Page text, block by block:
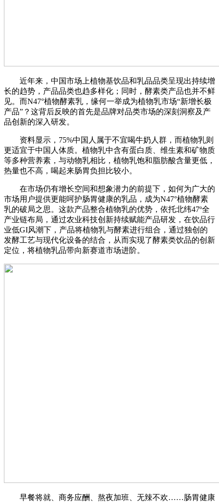
近年来，中国市场上植物基饮品和乳品品类呈现出持续增
长的趋势，产品品类也趋多样化；同时，酵素类产品也并不鲜
见。而N47°植物酵素乳，缘何一举成为植物乳市场“新增长极
产品”？这背后反映的首先是品牌对品类市场的深刻洞察及产
品创新的深入研发。
资料显示，75%中国人属于不宜喝牛奶人群，而植物乳则
更适宜于中国人体质。植物乳中含有蛋白质、维生素和矿物质
等多种营养素，与动物乳相比，植物乳饱和脂肪酸含量更低，
热量也不高，喝起来肠胃负担比较小。
在市场仍有增长空间和想象潜力的前提下，如何为广大的
市场用户提供更能呵护肠胃健康的乳品，成为N47°植物酵素
乳的破局之思。这款产品整合植物乳的优势，依托北纬47º全
产业链布局，通过农业科技创新持续赋能产品研发，在饮品行
业低GI风潮下，产品将植物乳与酵素进行组合，通过独创的
发酵工艺与现代化设备的结合，从而实现了酵素类饮品的创新
定位，将植物乳品带向新赛道市场进阶。
早餐将就、商务应酬、熬夜加班、无辣不欢……肠胃健康